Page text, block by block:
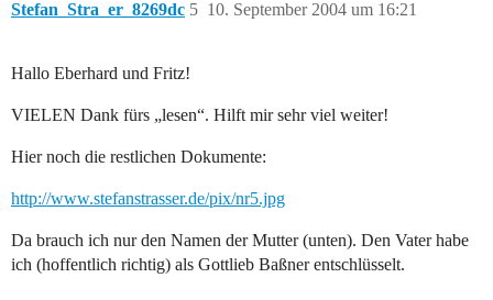
Stefan_Stra_er_8269dc 10. September 2004 um 16:21
5
Hallo Eberhard und Fritz!
VIELEN Dank fürs „lesen“. Hilft mir sehr viel weiter!
Hier noch die restlichen Dokumente:
http://www.stefanstrasser.de/pix/nr5.jpg
Da brauch ich nur den Namen der Mutter (unten). Den Vater habe
ich (hoffentlich richtig) als Gottlieb Baßner entschlüsselt.